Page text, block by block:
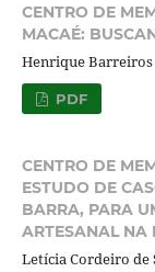
CENTRO DE
MACAÉ:
Henrique
PDF
CENTRO DE
ESTUDO DE
BARRA, PARA
ARTESANAL NA
Letícia Cordeiro de